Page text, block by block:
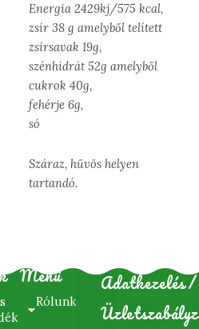
Energia 2429kj/575 kcal,
zsír 38 g amelyből telített
zsírsavak 19g,
szénhidrát 52g amelyből
cukrok 40g,
fehérje 6g,
só
Száraz, hűvös helyen
tartandó.
Menü
Rólunk
Adatkezelés/